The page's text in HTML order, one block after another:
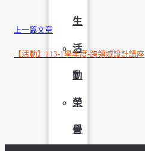
生
活
動
榮
譽
上一篇文章
【活動】113-1學年度-跨領域設計講座